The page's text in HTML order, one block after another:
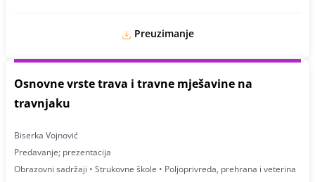
Preuzimanje
Osnovne vrste trava i travne mješavine na
travnjaku
Biserka Vojnović
Predavanje; prezentacija
Obrazovni sadržaji • Strukovne škole • Poljoprivreda, prehrana i veterina